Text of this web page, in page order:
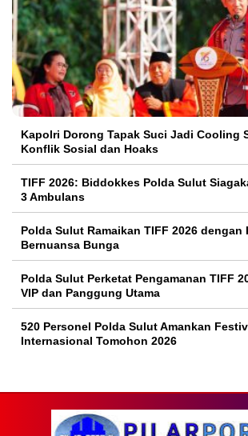
Kapolri Dorong Tapak Suci Jadi Cooling
Konflik Sosial dan Hoaks
TIFF 2026: Biddokkes Polda Sulut
3 Ambulans
Polda Sulut Ramaikan TIFF 2026 dengan
Bernuansa Bunga
Polda Sulut Perketat Pengamanan TIFF
VIP dan Panggung Utama
520 Personel Polda Sulut Amankan
Internasional Tomohon 2026